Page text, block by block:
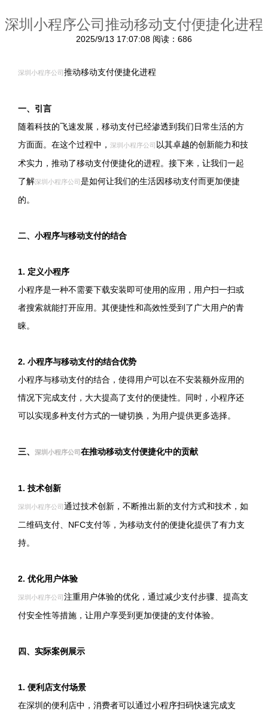
深圳小程序公司推动移动支付便捷化进程
2025/9/13 17:07:08 阅读：686
深圳小程序公司 推动移动支付便捷化进程
一、引言
随着科技的飞速发展，移动支付已经渗透到我们日常生活的方
方面面。在这个过程中， 深圳小程序公司 以其卓越的创新能力和技
术实力，推动了移动支付便捷化的进程。接下来，让我们一起
了解深圳小程序公司 是如何让我们的生活因移动支付而更加便捷
的。
二、小程序与移动支付的结合
1. 定义小程序
小程序是一种不需要下载安装即可使用的应用，用户扫一扫或
者搜索就能打开应用。其便捷性和高效性受到了广大用户的青
睐。
2. 小程序与移动支付的结合优势
小程序与移动支付的结合，使得用户可以在不安装额外应用的
情况下完成支付，大大提高了支付的便捷性。同时，小程序还
可以实现多种支付方式的一键切换，为用户提供更多选择。
三、 深圳小程序公司 在推动移动支付便捷化中的贡献
1. 技术创新
深圳小程序公司 通过技术创新，不断推出新的支付方式和技术，如
二维码支付、NFC支付等，为移动支付的便捷化提供了有力支
持。
2. 优化用户体验
深圳小程序公司 注重用户体验的优化，通过减少支付步骤、提高支
付安全性等措施，让用户享受到更加便捷的支付体验。
四、实际案例展示
1. 便利店支付场景
在深圳的便利店中，消费者可以通过小程序扫码快速完成支